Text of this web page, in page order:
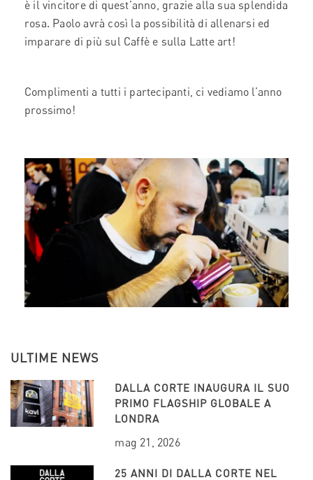
è il vincitore di quest’anno, grazie alla sua splendida
rosa. Paolo avrà così la possibilità di allenarsi ed
imparare di più sul Caffè e sulla Latte art!
Complimenti a tutti i partecipanti, ci vediamo l’anno
prossimo!
ULTIME NEWS
DALLA CORTE INAUGURA IL SUO
PRIMO FLAGSHIP GLOBALE A
LONDRA
mag 21, 2026
25 ANNI DI DALLA CORTE NEL